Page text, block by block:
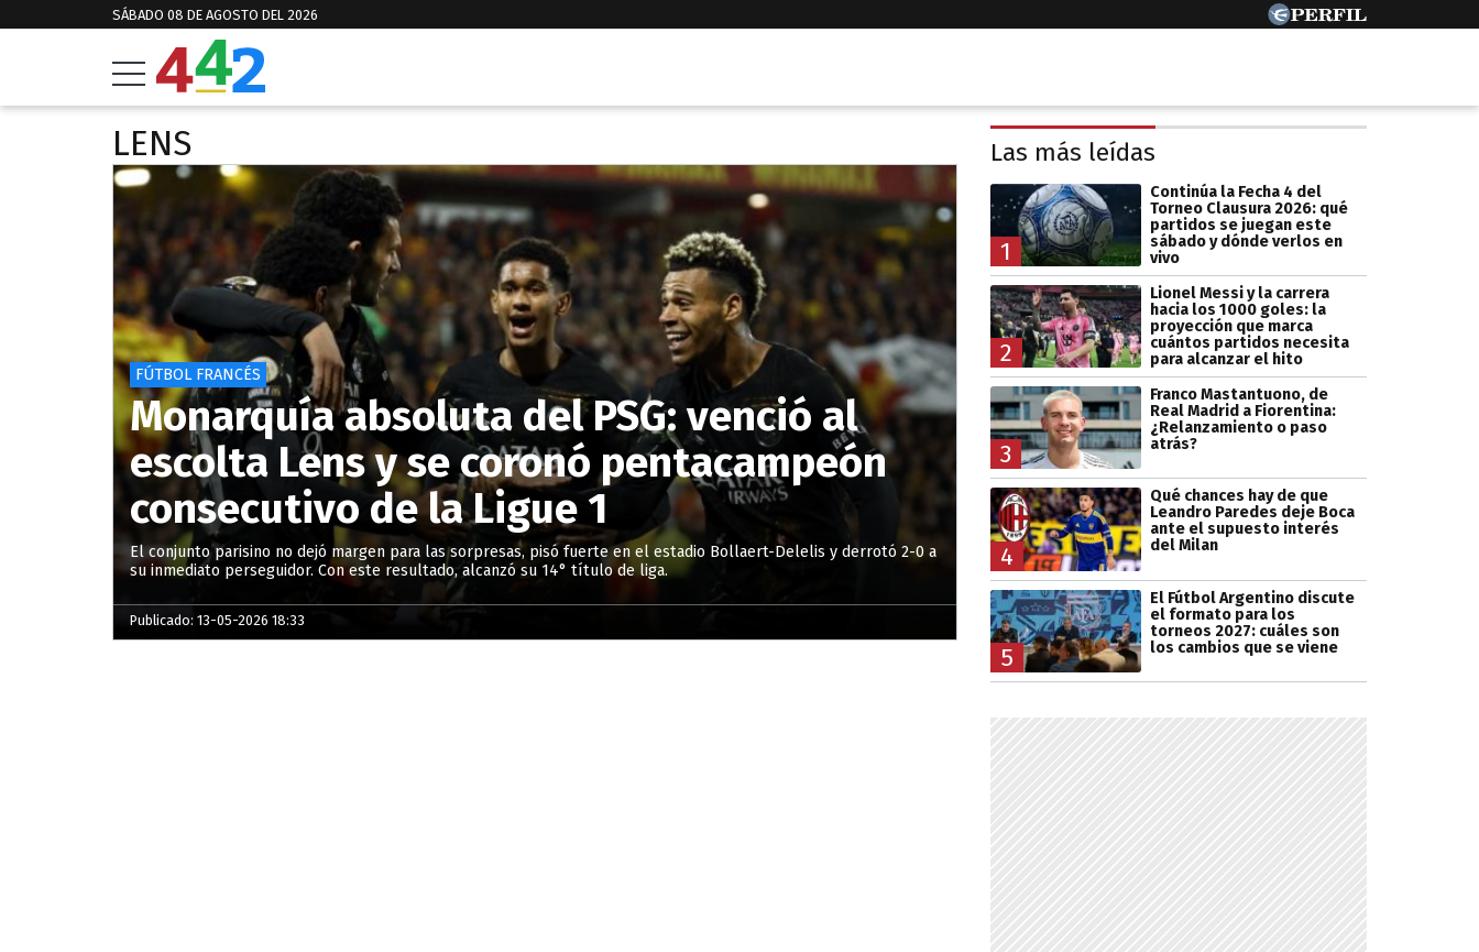
SÁBADO 08 DE AGOSTO DEL 2026
LENS
FÚTBOL FRANCÉS
Monarquía absoluta del PSG: venció al
escolta Lens y se coronó pentacampeón
consecutivo de la Ligue 1
El conjunto parisino no dejó margen para las sorpresas, pisó fuerte en el estadio Bollaert-Delelis y derrotó 2-0 a
su inmediato perseguidor. Con este resultado, alcanzó su 14° título de liga.
Publicado: 13-05-2026 18:33
Las más leídas
1
Continúa la Fecha 4 del
Torneo Clausura 2026: qué
partidos se juegan este
sábado y dónde verlos en
vivo
2
Lionel Messi y la carrera
hacia los 1000 goles: la
proyección que marca
cuántos partidos necesita
para alcanzar el hito
3
Franco Mastantuono, de
Real Madrid a Fiorentina:
¿Relanzamiento o paso
atrás?
4
Qué chances hay de que
Leandro Paredes deje Boca
ante el supuesto interés
del Milan
5
El Fútbol Argentino discute
el formato para los
torneos 2027: cuáles son
los cambios que se viene